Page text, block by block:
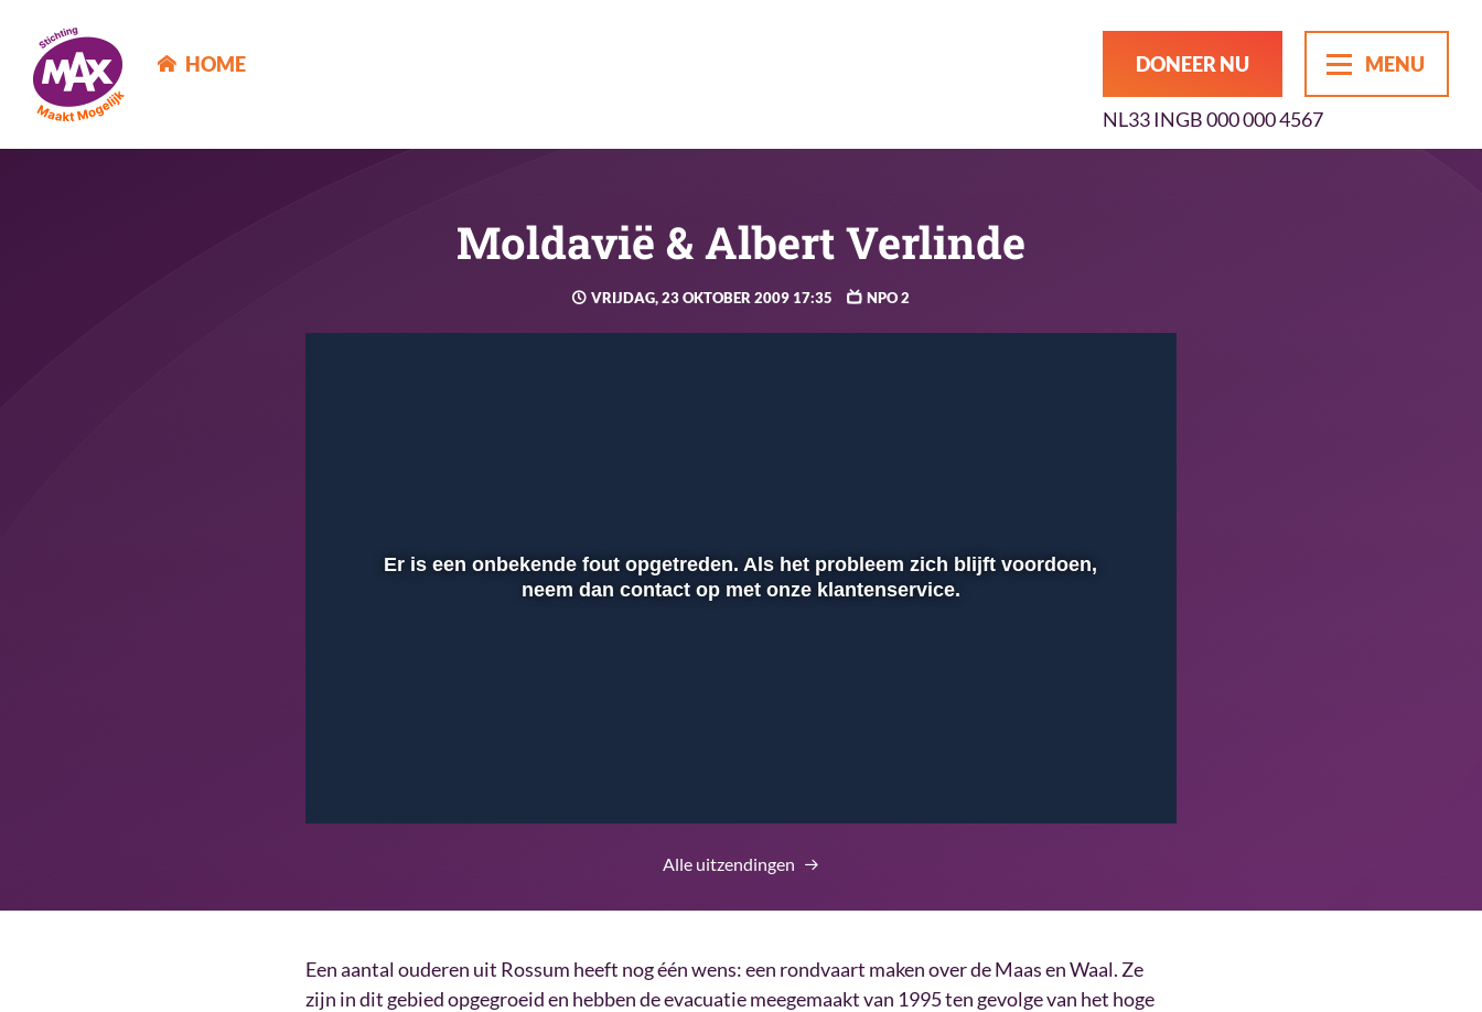
HOME
MENU
DONEER NU
NL33 INGB 000 000 4567
Moldavië & Albert Verlinde
VRIJDAG, 23 OKTOBER 2009 17:35 NPO 2
Er is een onbekende fout opgetreden. Als het probleem zich blijft voordoen,
neem dan contact op met onze klantenservice.
Alle uitzendingen
Een aantal ouderen uit Rossum heeft nog één wens: een rondvaart maken over de Maas en Waal. Ze
zijn in dit gebied opgegroeid en hebben de evacuatie meegemaakt van 1995 ten gevolge van het hoge